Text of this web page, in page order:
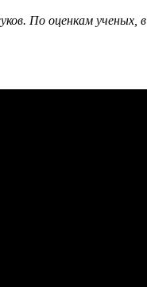
По оценкам ученых, в